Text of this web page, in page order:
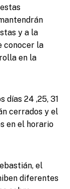
y a la
conocer la
en la
días 24 ,25, 31
cerrados y el
en el horario
el
diferentes